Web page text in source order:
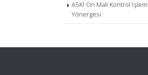
ASKİ Ön Mali Kontrol
Yönergesi